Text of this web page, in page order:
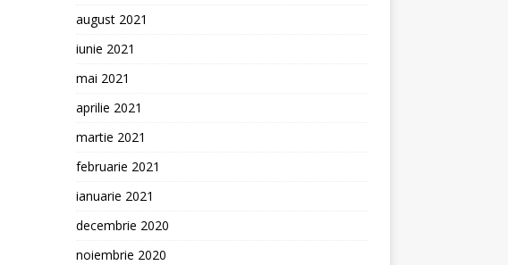
august 2021
iunie 2021
mai 2021
aprilie 2021
martie 2021
februarie 2021
ianuarie 2021
decembrie 2020
noiembrie 2020